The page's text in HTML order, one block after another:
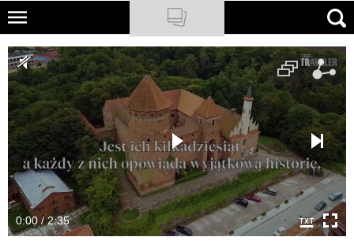
Skip
main
content
NATIONAL GEOGRAPHIC
TRAVELER
PODCASTY
Sklep
Newsletter
Cuda Polski
0:00 / 2:35